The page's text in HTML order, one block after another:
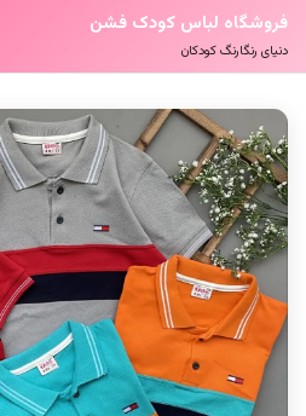
فروشگاه لباس کودک فشن
دنیای رنگارنگ کودکان